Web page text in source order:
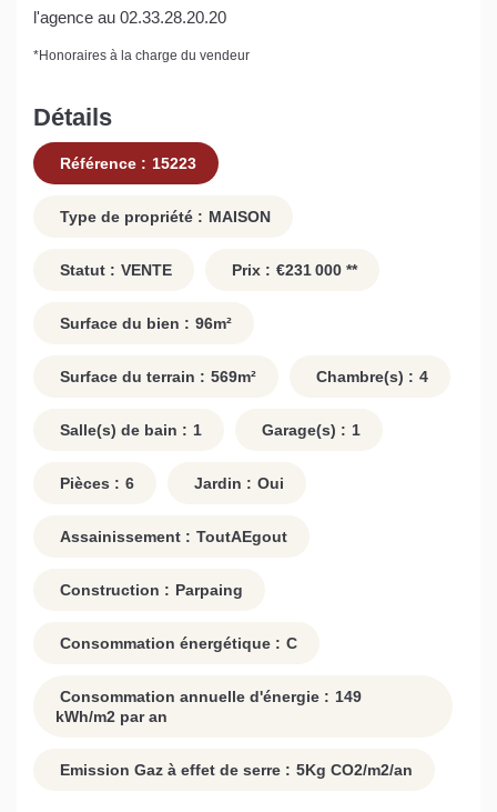
l'agence au 02.33.28.20.20
*Honoraires à la charge du vendeur
Détails
Référence : 15223
Type de propriété : MAISON
Statut : VENTE Prix : €231 000 **
Surface du bien : 96m²
Surface du terrain : 569m² Chambre(s) : 4
Salle(s) de bain : 1 Garage(s) : 1
Pièces : 6 Jardin : Oui
Assainissement : ToutAEgout
Construction : Parpaing
Consommation énergétique : C
Consommation annuelle d'énergie : 149
kWh/m2 par an
Emission Gaz à effet de serre : 5Kg CO2/m2/an